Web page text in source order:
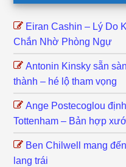
Eiran Cashin – Lý Do
Chắn Nhờ Phòng Ngự
Antonin Kinsky sẵn
thành – hé lộ tham vọng
Ange Postecoglou
Tottenham – Bản hợp
Ben Chilwell mang
lang trái